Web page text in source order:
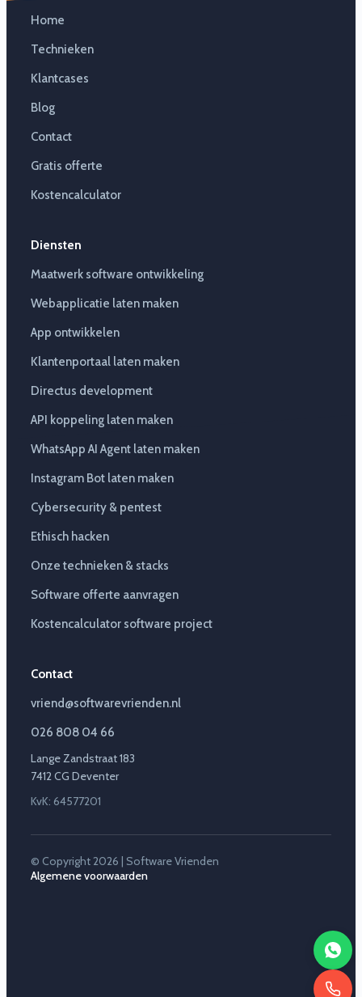
Home
Technieken
Klantcases
Blog
Contact
Gratis offerte
Kostencalculator
Diensten
Maatwerk software ontwikkeling
Webapplicatie laten maken
App ontwikkelen
Klantenportaal laten maken
Directus development
API koppeling laten maken
WhatsApp AI Agent laten maken
Instagram Bot laten maken
Cybersecurity & pentest
Ethisch hacken
Onze technieken & stacks
Software offerte aanvragen
Kostencalculator software project
Contact
vriend@softwarevrienden.nl
026 808 04 66
Lange Zandstraat 183
7412 CG Deventer
KvK: 64577201
© Copyright 2026 | Software Vrienden
Algemene voorwaarden